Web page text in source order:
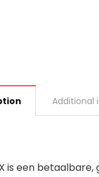
Additional
is een